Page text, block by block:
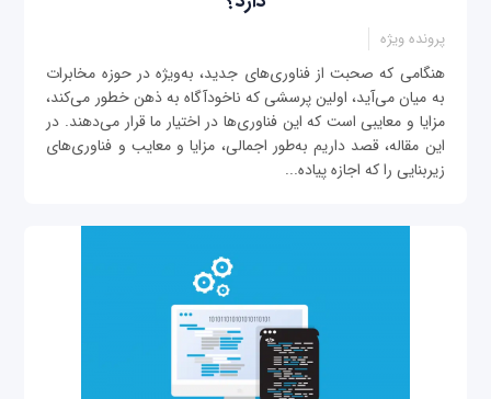
پرونده ویژه
هنگامی که صحبت از فناوری‌های جدید، به‌ویژه در حوزه مخابرات
به میان می‌آید، اولین پرسشی که ناخودآگاه به ذهن خطور می‌کند،
مزایا و معایبی است که این فناوری‌ها در اختیار ما قرار می‌دهند. در
این مقاله، قصد داریم به‌طور اجمالی، مزایا و معایب و فناوری‌های
زیربنایی را که اجازه پیاده‌...